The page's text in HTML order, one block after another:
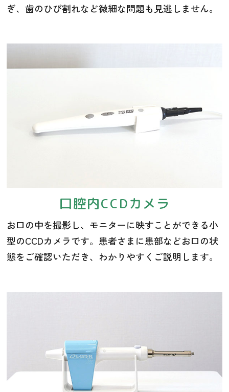
ぎ、歯のひび割れなど微細な問題も見逃しません。
口腔内CCDカメラ
お口の中を撮影し、モニターに映すことができる小
型のCCDカメラです。患者さまに患部などお口の状
態をご確認いただき、わかりやすくご説明します。